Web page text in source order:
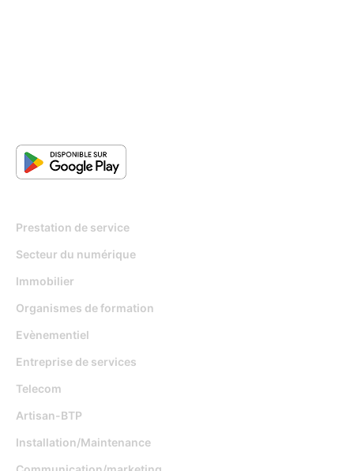
Prestation de service
Secteur du numérique
Immobilier
Organismes de formation
Evènementiel
Entreprise de services
Telecom
Artisan-BTP
Installation/Maintenance